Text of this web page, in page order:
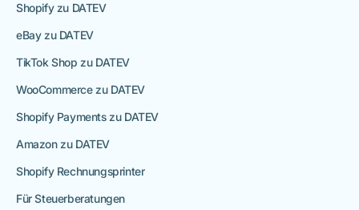
Shopify zu DATEV
eBay zu DATEV
TikTok Shop zu DATEV
WooCommerce zu DATEV
Shopify Payments zu DATEV
Amazon zu DATEV
Shopify Rechnungsprinter
Für Steuerberatungen